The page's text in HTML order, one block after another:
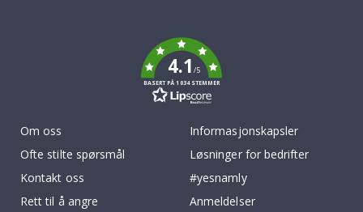
4.1/5
BASERT PÅ 1034 STEMMER
Om oss
Ofte stilte spørsmål
Kontakt oss
Rett til å angre
Informasjonskapsler
Løsninger for bedrifter
#yesnamly
Anmeldelser